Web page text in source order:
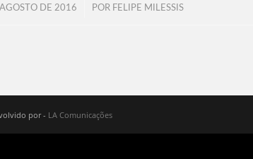
DE 2016
/ POR FELIPE MILESSIS
por - LA Comunicações